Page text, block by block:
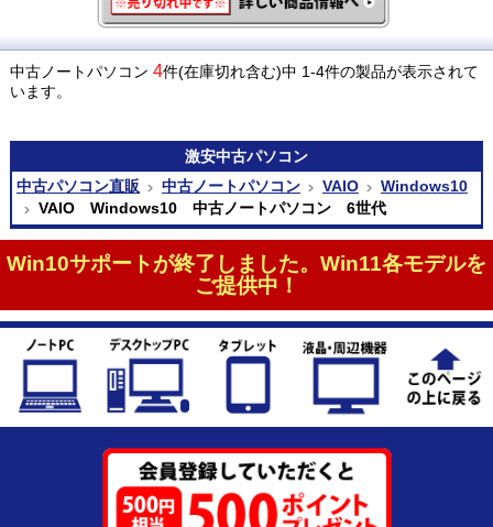
中古ノートパソコン 4件(在庫切れ含む)中 1-4件の製品が表示されて
います。
激安中古パソコン
中古パソコン直販
中古ノートパソコン VAIO
Windows10
VAIO Windows10 中古ノートパソコン 6世代
Win10サポートが終了しました。Win11各モデルを
ご提供中！